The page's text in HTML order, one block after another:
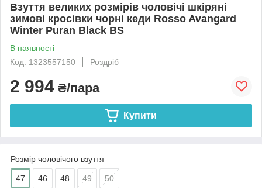
Взуття великих розмірів чоловічі шкіряні
зимові кросівки чорні кеди Rosso Avangard
Winter Puran Black BS
В наявності
Код: 1323557150
Роздріб
2 994 ₴/пара
Купити
Розмір чоловічого взуття
47 46 48 49 50